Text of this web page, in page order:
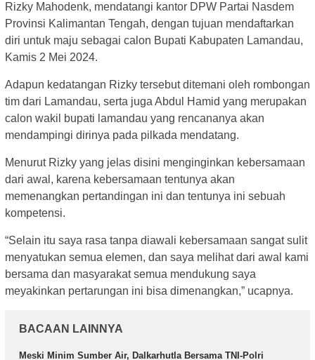
Rizky Mahodenk, mendatangi kantor DPW Partai Nasdem
Provinsi Kalimantan Tengah, dengan tujuan mendaftarkan
diri untuk maju sebagai calon Bupati Kabupaten Lamandau,
Kamis 2 Mei 2024.
Adapun kedatangan Rizky tersebut ditemani oleh rombongan
tim dari Lamandau, serta juga Abdul Hamid yang merupakan
calon wakil bupati lamandau yang rencananya akan
mendampingi dirinya pada pilkada mendatang.
Menurut Rizky yang jelas disini menginginkan kebersamaan
dari awal, karena kebersamaan tentunya akan
memenangkan pertandingan ini dan tentunya ini sebuah
kompetensi.
“Selain itu saya rasa tanpa diawali kebersamaan sangat sulit
menyatukan semua elemen, dan saya melihat dari awal kami
bersama dan masyarakat semua mendukung saya
meyakinkan pertarungan ini bisa dimenangkan,” ucapnya.
BACAAN LAINNYA
Meski Minim Sumber Air, Dalkarhutla Bersama TNI-Polri